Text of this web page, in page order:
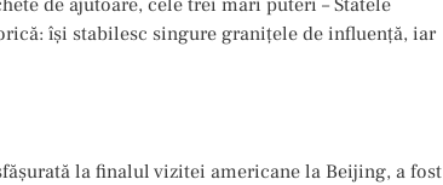
își stabilesc singure granițele de influență, iar
la finalul vizitei americane la Beijing, a fost